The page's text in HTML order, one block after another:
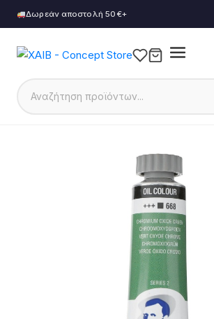
Δωρεάν αποστολή 50€+